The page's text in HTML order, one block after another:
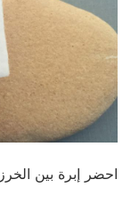
احضر إبرة بين